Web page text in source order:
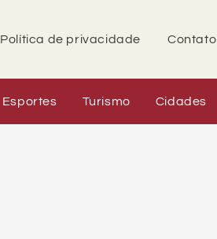
Política de privacidade Contato
Esportes Turismo Cidades